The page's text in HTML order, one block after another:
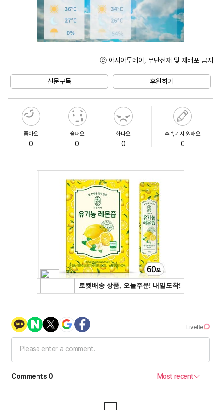
ⓒ 아시아투데이, 무단전재 및 재배포 금지
신문구독 후원하기
좋아요
0
슬퍼요
0
화나요
0
후속기사 원해요
0